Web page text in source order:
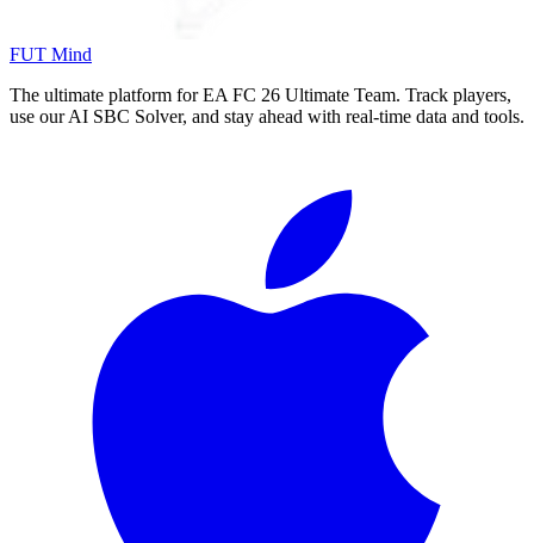
FUT Mind
The ultimate platform for EA FC 26 Ultimate Team. Track players,
use our AI SBC Solver, and stay ahead with real-time data and tools.